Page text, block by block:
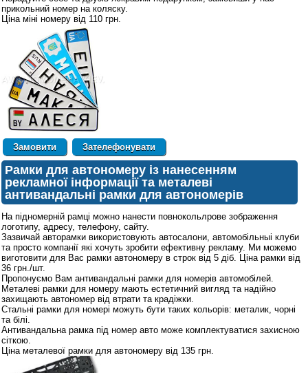
прикольний номер на коляску.
Ціна міні номеру від 110 грн.
Зателефонувати
Рамки для автономеру із нанесенням
рекламної інформації та металеві
антивандальні рамки для автономерів
На підномерній рамці можно нанести повнокольлрове зображення
логотипу, адресу, телефону, сайту.
Зазвичай авторамки використовують автосалони, автомобільныі клуби
та просто компанії які хочуть зробити ефективну рекламу. Ми можемо
виготовити для Вас рамки автономеру в строк від 5 діб. Ціна рамки від
36 грн./шт.
Пропонуємо Вам антивандальні рамки для номерів автомобілей.
Металеві рамки для номеру мають естетичний вигляд та надійно
захищають автономер від втрати та крадіжки.
Стальні рамки для номері можуть бути таких кольорів: металик, чорні
та білі.
Антивандальна рамка під номер авто може комплектуватися захисною
сіткою.
Ціна металевої рамки для автономеру від 135 грн.